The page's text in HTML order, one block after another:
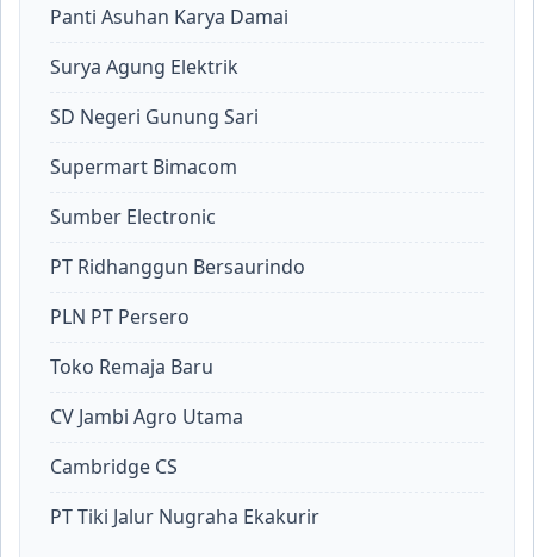
Panti Asuhan Karya Damai
Surya Agung Elektrik
SD Negeri Gunung Sari
Supermart Bimacom
Sumber Electronic
PT Ridhanggun Bersaurindo
PLN PT Persero
Toko Remaja Baru
CV Jambi Agro Utama
Cambridge CS
PT Tiki Jalur Nugraha Ekakurir